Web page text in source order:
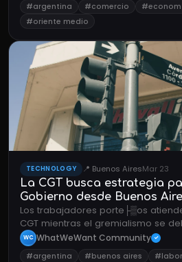
#argentina #comercio
#oriente medio
TECHNOLOGY 📍 Buenos AiresMar 23
La CGT busca estrategia
Gobierno desde Buenos
Los trabajadores porte├▒os
CGT mientras el gremialismo se
pol├¡ticas y demandas por mejores
WC WhatWeWant Community ✓
#argentina #buenos aires #labor